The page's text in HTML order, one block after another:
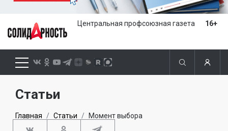
Центральная профсоюзная газета 16+
Статьи
Главная Статьи Момент выбора